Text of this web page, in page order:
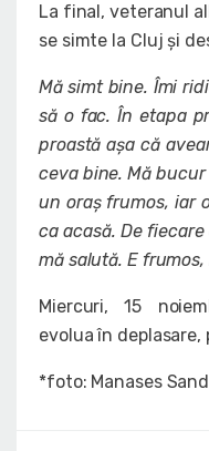
La final, veteranul
se simte la Cluj și
Mă simt bine. Îmi
să o fac. În etapa
proastă așa că
ceva bine. Mă
un oraș frumos, iar
ca acasă. De
mă salută. E
Miercuri, 15
evolua în
*foto: Manases